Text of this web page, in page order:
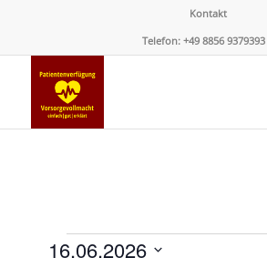
Kontakt
Telefon: +49 8856 9379393
16.06.2026